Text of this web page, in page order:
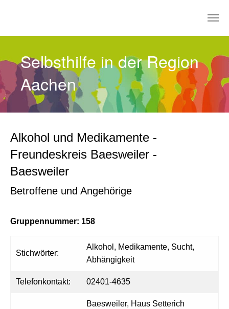
Selbsthilfe in der Region
Aachen
Alkohol und Medikamente -
Freundeskreis Baesweiler -
Baesweiler
Betroffene und Angehörige
Gruppennummer: 158
Stichwörter:
Alkohol, Medikamente, Sucht,
Abhängigkeit
Telefonkontakt: 02401-4635
Baesweiler, Haus Setterich